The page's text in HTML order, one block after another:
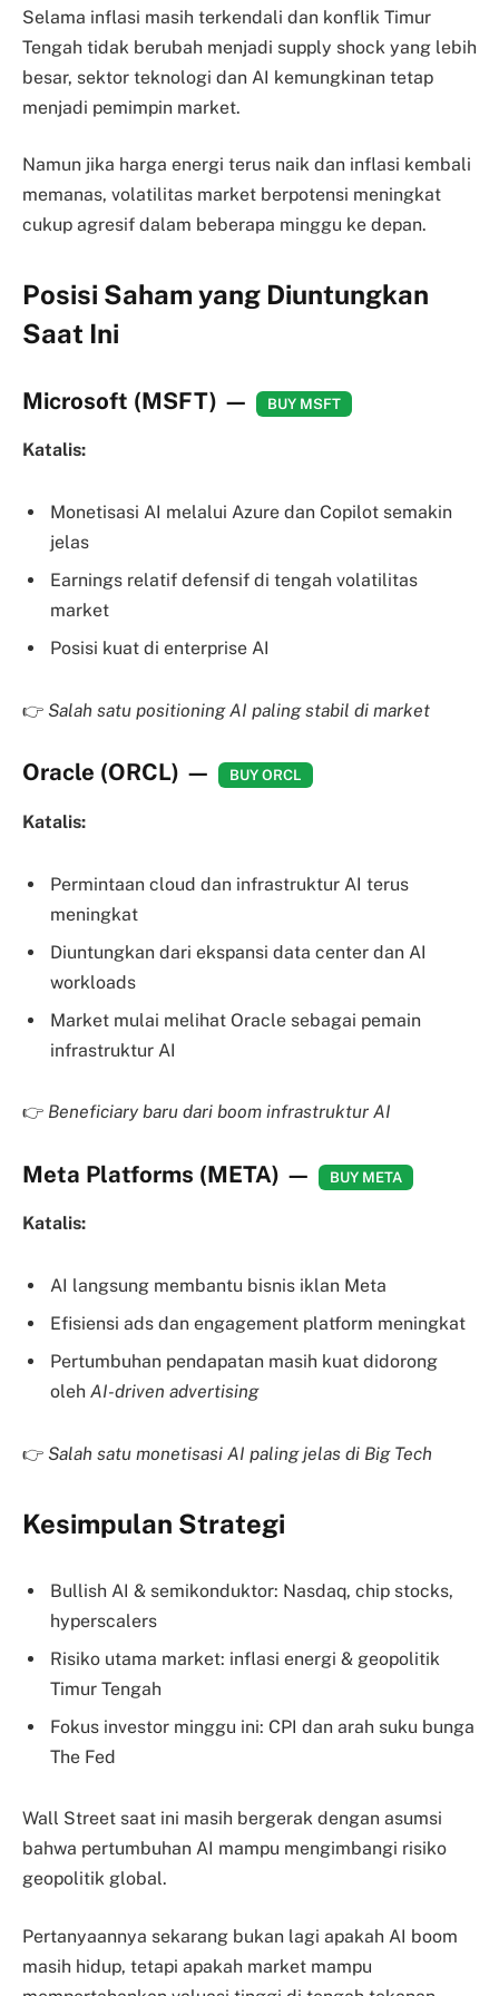
Selama inflasi masih terkendali dan konflik Timur
Tengah tidak berubah menjadi supply shock yang lebih
besar, sektor teknologi dan AI kemungkinan tetap
menjadi pemimpin market.
Namun jika harga energi terus naik dan inflasi kembali
memanas, volatilitas market berpotensi meningkat
cukup agresif dalam beberapa minggu ke depan.
Posisi Saham yang Diuntungkan
Saat Ini
Microsoft (MSFT) — BUY MSFT
Katalis:
Monetisasi AI melalui Azure dan Copilot semakin
jelas
Earnings relatif defensif di tengah volatilitas
market
Posisi kuat di enterprise AI
👉 Salah satu positioning AI paling stabil di market
Oracle (ORCL) — BUY ORCL
Katalis:
Permintaan cloud dan infrastruktur AI terus
meningkat
Diuntungkan dari ekspansi data center dan AI
workloads
Market mulai melihat Oracle sebagai pemain
infrastruktur AI
👉 Beneficiary baru dari boom infrastruktur AI
Meta Platforms (META) — BUY META
Katalis:
AI langsung membantu bisnis iklan Meta
Efisiensi ads dan engagement platform meningkat
Pertumbuhan pendapatan masih kuat didorong
oleh AI-driven advertising
👉 Salah satu monetisasi AI paling jelas di Big Tech
Kesimpulan Strategi
Bullish AI & semikonduktor: Nasdaq, chip stocks,
hyperscalers
Risiko utama market: inflasi energi & geopolitik
Timur Tengah
Fokus investor minggu ini: CPI dan arah suku bunga
The Fed
Wall Street saat ini masih bergerak dengan asumsi
bahwa pertumbuhan AI mampu mengimbangi risiko
geopolitik global.
Pertanyaannya sekarang bukan lagi apakah AI boom
masih hidup, tetapi apakah market mampu